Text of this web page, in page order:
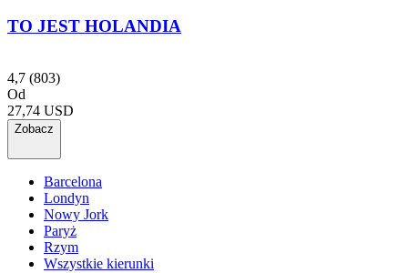
TO JEST HOLANDIA
4,7 (803)
Od
27,74 USD
Zobacz
Barcelona
Londyn
Nowy Jork
Paryż
Rzym
Wszystkie kierunki